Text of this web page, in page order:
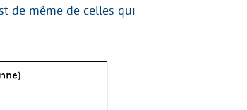
de même de celles qui